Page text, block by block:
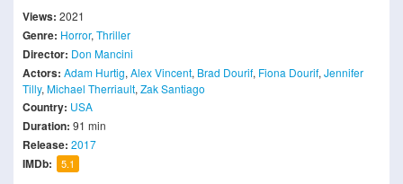
Views: 2021
Genre: Horror, Thriller
Director: Don Mancini
Actors: Adam Hurtig, Alex Vincent, Brad Dourif, Fiona Dourif, Jennifer
Tilly, Michael Therriault, Zak Santiago
Country: USA
Duration: 91 min
Release: 2017
IMDb: 5.1